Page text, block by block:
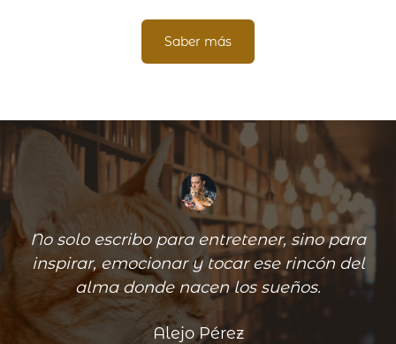
Saber más
No solo escribo para entretener, sino para
inspirar, emocionar y tocar ese rincón del
alma donde nacen los sueños.
Alejo Pérez